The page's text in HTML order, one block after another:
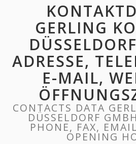
GERLING
ADRESSE,
E-MAIL,
CONTACTS DATA
DÜSSELDORF
PHONE, FAX,
OPENING